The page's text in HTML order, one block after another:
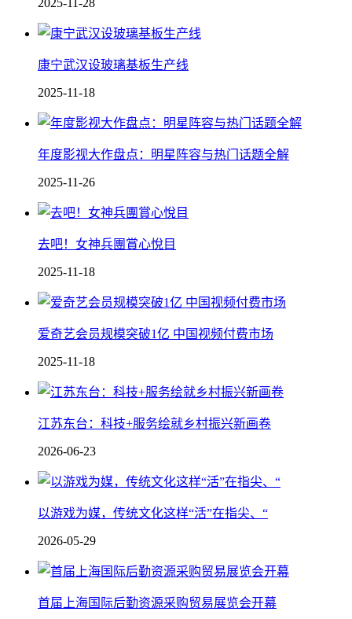
康宁武汉设玻璃基板生产线
2025-11-18
年度影视大作盘点：明星阵容与热门话题全解
2025-11-26
去吧！女神兵團賞心悅目
2025-11-18
爱奇艺会员规模突破1亿 中国视频付费市场
2025-11-18
江苏东台：科技+服务绘就乡村振兴新画卷
2026-06-23
以游戏为媒，传统文化这样“活”在指尖、“
2026-05-29
首届上海国际后勤资源采购贸易展览会开幕